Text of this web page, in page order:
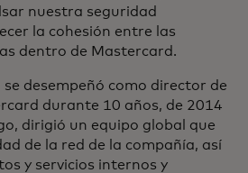
nuestra seguridad
la cohesión entre las
dentro de Mastercard.
desempeñó como director de
durante 10 años, de 2014
dirigió un equipo global que
de la red de la compañía, así
y servicios internos y